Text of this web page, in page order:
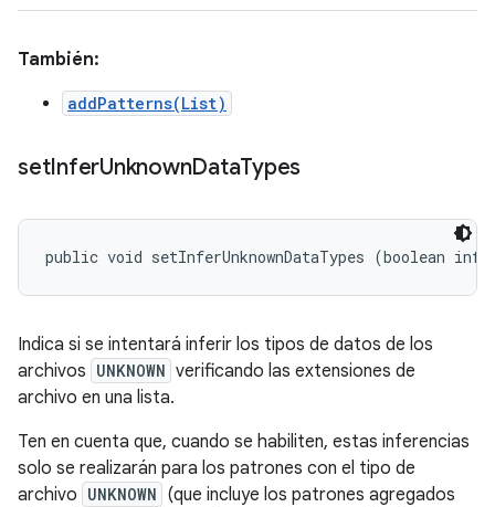
También:
addPatterns(List)
setInferUnknownDataTypes
public void setInferUnknownDataTypes (boolean
Indica si se intentará inferir los tipos de datos de los
archivos UNKNOWN verificando las extensiones de
archivo en una lista.
Ten en cuenta que, cuando se habiliten, estas inferencias
solo se realizarán para los patrones con el tipo de
archivo UNKNOWN (que incluye los patrones agregados